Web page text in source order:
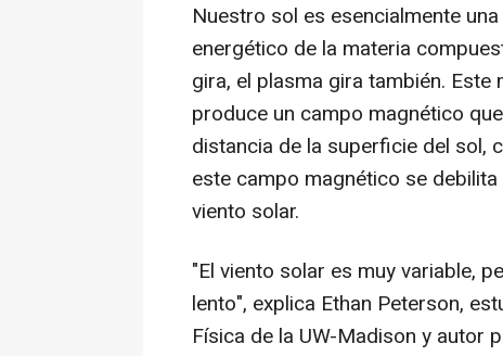
Nuestro sol es esencialmente
energético de la materia
gira, el plasma gira también.
produce un campo magnético
distancia de la superficie del sol,
este campo magnético se
viento solar.
"El viento solar es muy variable,
lento", explica Ethan Peterson,
Física de la UW-Madison y autor